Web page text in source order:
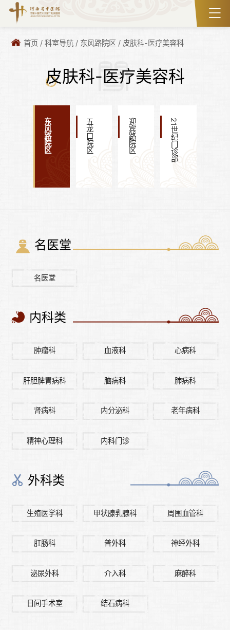
首页 /科室导航 / 东风路院区 / 皮肤科-医疗美容科
皮肤科-医疗美容科
东风路院区 五龙口院区 迎宾路院区 21世纪门诊部
名医堂
名医堂
内科类
肿瘤科 血液科 心病科
肝胆脾胃病科 脑病科 肺病科
肾病科 内分泌科 老年病科
精神心理科 内科门诊
外科类
生殖医学科 甲状腺乳腺科 周围血管科
肛肠科 普外科 神经外科
泌尿外科 介入科 麻醉科
日间手术室 结石病科